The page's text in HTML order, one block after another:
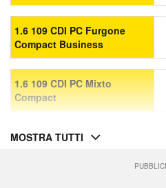
1.6 109 CDI PC Furgone
Compact Business
1.6 109 CDI PC Mixto
Compact
MOSTRA TUTTI